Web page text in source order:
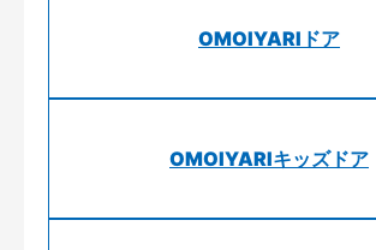
OMOIYARIドア
OMOIYARIキッズドア